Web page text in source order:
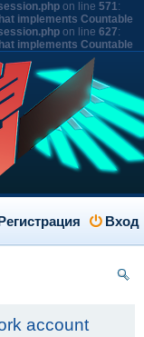
on line 571:
implements Countable
on line 627:
implements Countable
Вход
account